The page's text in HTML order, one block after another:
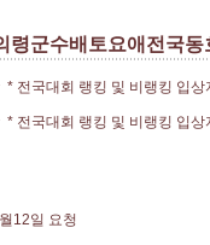
령군수배토요애전국
* 전국대회 랭킹 및 비랭킹 입상
* 전국대회 랭킹 및 비랭킹 입
12일 요청